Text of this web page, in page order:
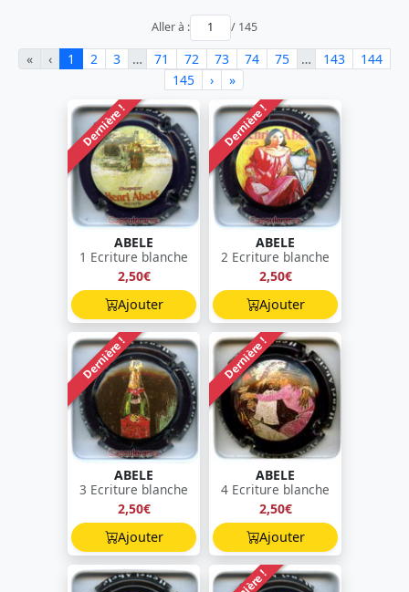
Aller à : / 145
« ‹ 1 2 3 … 71 72 73 74 75 … 143
144
145
› »
Dernière !
ABELE
1 Ecriture blanche
2,50€
Ajouter
Dernière !
ABELE
2 Ecriture blanche
2,50€
Ajouter
Dernière !
ABELE
3 Ecriture blanche
2,50€
Ajouter
Dernière !
ABELE
4 Ecriture blanche
2,50€
Ajouter